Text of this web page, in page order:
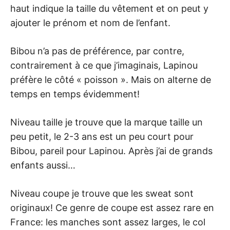
haut indique la taille du vêtement et on peut y
ajouter le prénom et nom de l’enfant.
Bibou n’a pas de préférence, par contre,
contrairement à ce que j’imaginais, Lapinou
préfère le côté « poisson ». Mais on alterne de
temps en temps évidemment!
Niveau taille je trouve que la marque taille un
peu petit, le 2-3 ans est un peu court pour
Bibou, pareil pour Lapinou. Après j’ai de grands
enfants aussi…
Niveau coupe je trouve que les sweat sont
originaux! Ce genre de coupe est assez rare en
France: les manches sont assez larges, le col